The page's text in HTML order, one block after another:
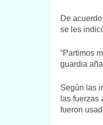
De
se les
“Partimos
guardia
Según las
las
fueron